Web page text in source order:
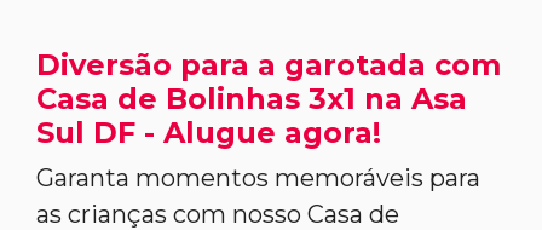
Diversão para a garotada com
Casa de Bolinhas 3x1 na Asa
Sul DF - Alugue agora!
Garanta momentos memoráveis para
as crianças com nosso Casa de